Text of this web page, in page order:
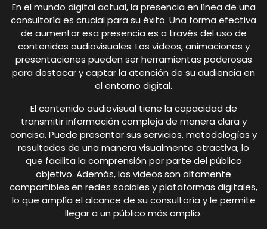
En el mundo digital actual, la presencia en línea de una
consultoría es crucial para su éxito. Una forma efectiva
de aumentar esa presencia es a través del uso de
contenidos audiovisuales. Los videos, animaciones y
presentaciones pueden ser herramientas poderosas
para destacar y captar la atención de su audiencia en
el entorno digital.
El contenido audiovisual tiene la capacidad de
transmitir información compleja de manera clara y
concisa. Puede presentar sus servicios, metodologías y
resultados de una manera visualmente atractiva, lo
que facilita la comprensión por parte del público
objetivo. Además, los videos son altamente
compartibles en redes sociales y plataformas digitales,
lo que amplía el alcance de su consultoría y le permite
llegar a un público más amplio.